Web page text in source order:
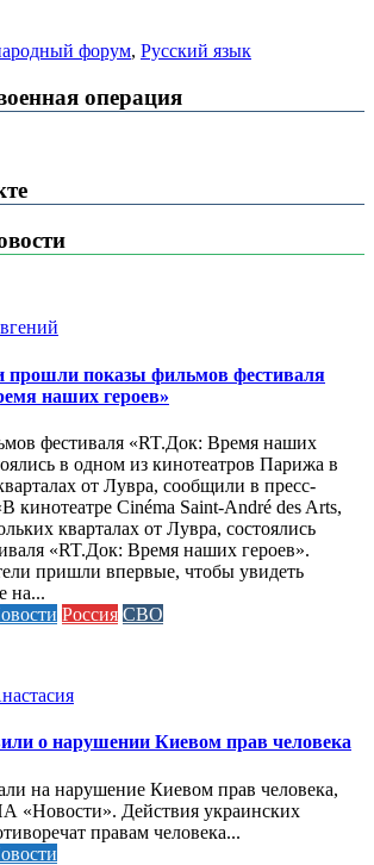
форум, Русский язык
операция
прошли показы фильмов фестиваля
наших героев»
фестиваля «RT.Док: Время наших
в одном из кинотеатров Парижа в
от Лувра, сообщили в пресс-
кинотеатре Cinéma Saint-André des Arts,
кварталах от Лувра, состоялись
«RT.Док: Время наших героев».
пришли впервые, чтобы увидеть
на...
Россия СВО
о нарушении Киевом прав человека
на нарушение Киевом прав человека,
«Новости». Действия украинских
правам человека...